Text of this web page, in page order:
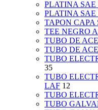
PLATINA SAE
PLATINA SAE
TAPON CAPA
TEE NEGRO
TUBO DE
TUBO DE
TUBO
35
TUBO
LAF 12
TUBO
TUBO